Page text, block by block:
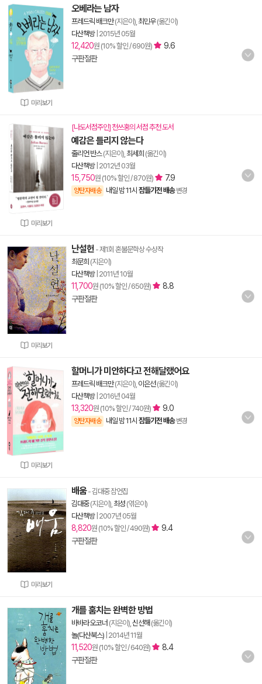
미리보기
오베라는 남자
프레드릭 배크만(지은이), 최민우(옮긴이)
다산책방| 2015년 05월
12,420원 (10% 할인 / 690원)
9.6
구판절판
미리보기
[나도서점주인] 천쓰홍의 서점 추천 도서
예감은 틀리지 않는다
줄리언 반스(지은이), 최세희 (옮긴이)
다산책방| 2012년 03월
15,750원 (10% 할인 / 870원) 7.9
양탄자배송 내일 밤 11시 잠들기전 배송 변경
미리보기
난설헌 - 제1회 혼불문학상 수상작
최문희 (지은이)
다산책방| 2011년 10월
11,700원 (10% 할인 / 650원)
8.8
구판절판
미리보기
할머니가 미안하다고 전해달랬어요
프레드릭 배크만(지은이), 이은선(옮긴이)
다산책방| 2016년 04월
13,320원 (10% 할인 / 740원) 9.0
양탄자배송 내일 밤 11시 잠들기전 배송 변경
미리보기
배움- 김대중 잠언집
김대중(지은이), 최성 (엮은이)
다산책방| 2007년 05월
8,820원 (10% 할인 / 490원)
9.4
구판절판
개를 훔치는 완벽한 방법
바바라 오코너 (지은이), 신선해 (옮긴이)
놀(다산북스) 2014년 11월
11,520원 (10% 할인 / 640원)
8.4
구판절판